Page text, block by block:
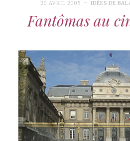
20 AVRIL 2005 IDÉES DE
Fantômas au